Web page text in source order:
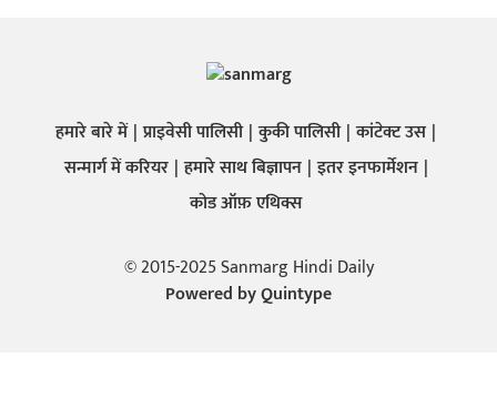
हमारे बारे में प्राइवेसी पालिसी कुकी पालिसी कांटेक्ट उस
सन्मार्ग में करियर हमारे साथ बिज्ञापन इतर इनफार्मेशन
कोड ऑफ़ एथिक्स
© 2015-2025 Sanmarg Hindi Daily
Powered byQuintype